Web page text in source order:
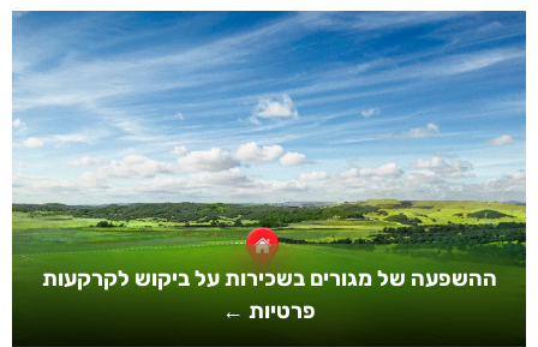
ההשפעה של מגורים בשכירות על ביקוש לקרקעות
פרטיות ←